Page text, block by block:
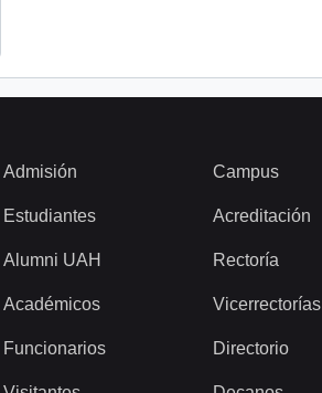
Admisión
Estudiantes
Alumni UAH
Académicos
Funcionarios
Campus
Acreditación
Rectoría
Vicerrectorías
Directorio